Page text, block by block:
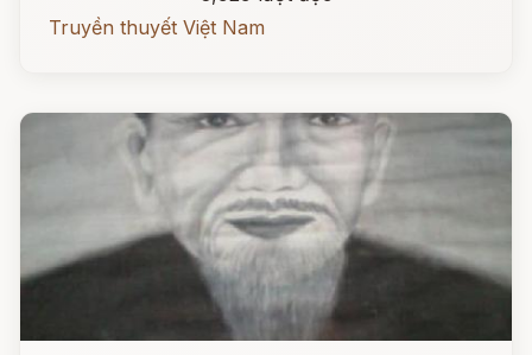
Truyền thuyết Việt Nam